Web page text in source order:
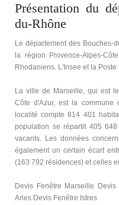
Présentation du
du-Rhône
Le département des Bouches-
la région Provence-Alpes-
Rhodaniens. L'Insee et la
La ville de Marseille, qui est
Côte d'Azur, est la commune
localité compte 814 401
population se répartit 405
vacants. Les données
également un certain écart
(163 792 résidences) et celles
Devis Fenêtre Marseille
Arles Devis Fenêtre Istres